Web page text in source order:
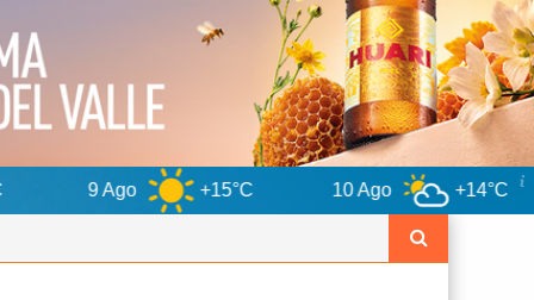
10 Ago +14°C 11 Ago